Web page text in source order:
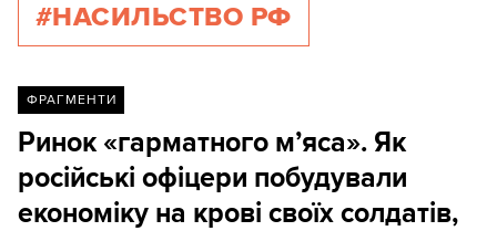
#НАСИЛЬСТВО РФ
ФРАГМЕНТИ
Ринок «гарматного м’яса». Як
російські офіцери побудували
економіку на крові своїх солдатів,